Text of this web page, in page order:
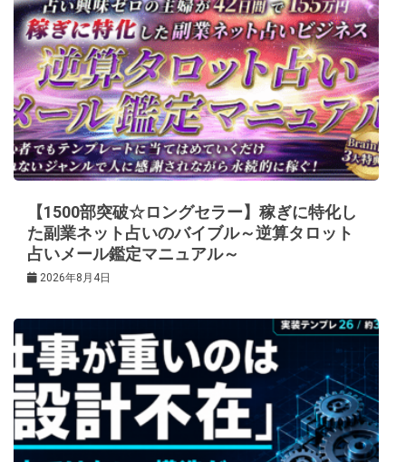
【1500部突破☆ロングセラー】稼ぎに特化し
た副業ネット占いのバイブル～逆算タロット
占いメール鑑定マニュアル～
2026年8月4日